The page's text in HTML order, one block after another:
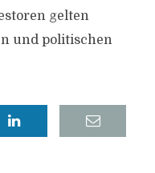
gelten
und politischen